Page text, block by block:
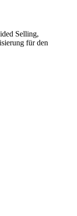
Selling,
für den